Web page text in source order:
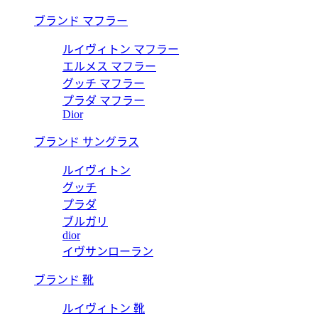
ブランド マフラー
ルイヴィトン マフラー
エルメス マフラー
グッチ マフラー
プラダ マフラー
Dior
ブランド サングラス
ルイヴィトン
グッチ
プラダ
ブルガリ
dior
イヴサンローラン
ブランド 靴
ルイヴィトン 靴